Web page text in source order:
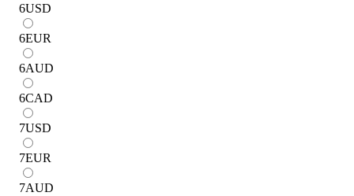
6USD
6EUR
6AUD
6CAD
7USD
7EUR
7AUD